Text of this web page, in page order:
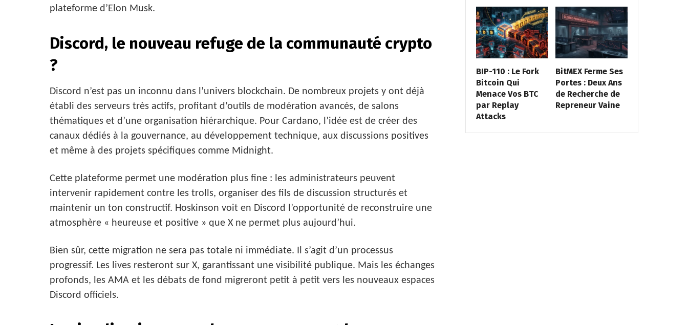
plateforme d’Elon Musk.
Discord, le nouveau refuge de la communauté crypto
?
Discord n’est pas un inconnu dans l’univers blockchain. De nombreux projets y ont déjà
établi des serveurs très actifs, profitant d’outils de modération avancés, de salons
thématiques et d’une organisation hiérarchique. Pour Cardano, l’idée est de créer des
canaux dédiés à la gouvernance, au développement technique, aux discussions positives
et même à des projets spécifiques comme Midnight.
Cette plateforme permet une modération plus fine : les administrateurs peuvent
intervenir rapidement contre les trolls, organiser des fils de discussion structurés et
maintenir un ton constructif. Hoskinson voit en Discord l’opportunité de reconstruire une
atmosphère « heureuse et positive » que X ne permet plus aujourd’hui.
Bien sûr, cette migration ne sera pas totale ni immédiate. Il s’agit d’un processus
progressif. Les lives resteront sur X, garantissant une visibilité publique. Mais les échanges
profonds, les AMA et les débats de fond migreront petit à petit vers les nouveaux espaces
Discord officiels.
BIP-110 : Le Fork
Bitcoin Qui
Menace Vos BTC
par Replay
Attacks
BitMEX Ferme Ses
Portes : Deux Ans
de Recherche de
Repreneur Vaine